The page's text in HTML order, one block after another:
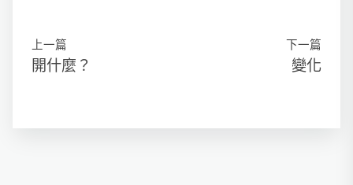
上一篇
開什麼？
下一篇
變化